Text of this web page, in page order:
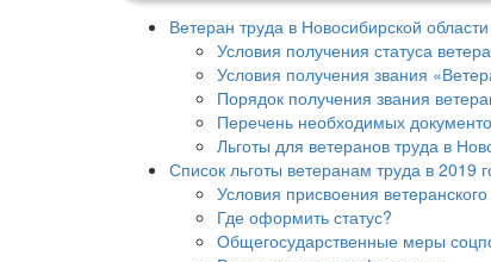
Ветеран труда в Новосибирской
Условия получения статуса
Условия получения звания
Порядок получения звания
Перечень необходимых
Льготы для ветеранов труда в
Список льготы ветеранам труда в 2019
Условия присвоения ветеранского
Где оформить статус?
Общегосударственные меры